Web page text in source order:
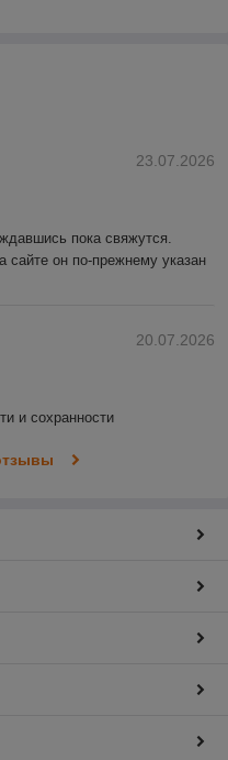
23.07.2026
пока свяжутся.
сайте он по-прежнему указан
20.07.2026
и сохранности